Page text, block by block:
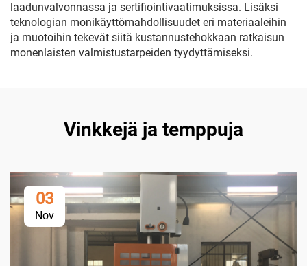
laadunvalvonnassa ja sertifiointivaatimuksissa. Lisäksi
teknologian monikäyttömahdollisuudet eri materiaaleihin
ja muotoihin tekevät siitä kustannustehokkaan ratkaisun
monenlaisten valmistustarpeiden tyydyttämiseksi.
Vinkkejä ja temppuja
03
Nov